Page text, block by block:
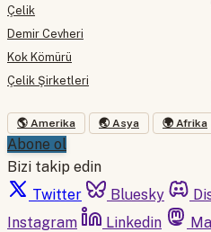
Çelik
Demir Cevheri
Kok Kömürü
Çelik Şirketleri
🌎 Amerika 🌏 Asya 🌍 Afrika
Abone ol
Bizi takip edin
Twitter
Bluesky
Instagram
Linkedin